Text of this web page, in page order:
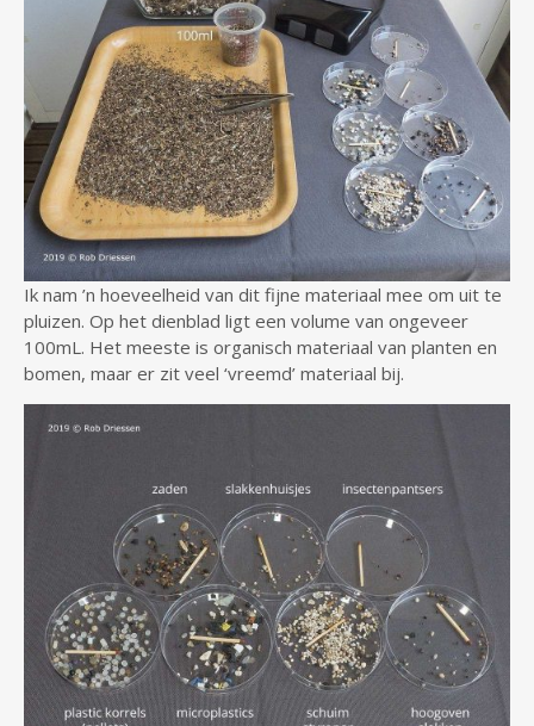
Ik nam ’n hoeveelheid van dit fijne materiaal mee om uit te
pluizen. Op het dienblad ligt een volume van ongeveer
100mL. Het meeste is organisch materiaal van planten en
bomen, maar er zit veel ‘vreemd’ materiaal bij.